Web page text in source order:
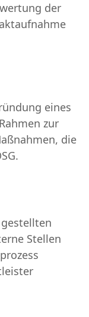
der
eines
zur
die
Stellen